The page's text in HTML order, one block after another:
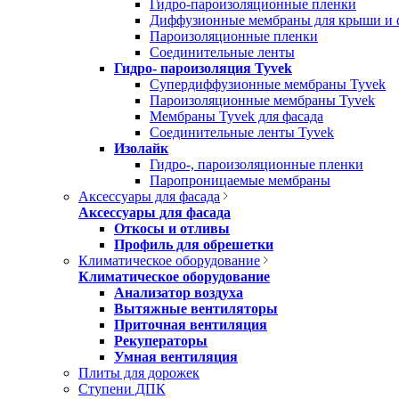
Гидро-пароизоляционные пленки
Диффузионные мембраны для крыши и
Пароизоляционные пленки
Соединительные ленты
Гидро- пароизоляция Tyvek
Супердиффузионные мембраны Tyvek
Пароизоляционные мембраны Tyvek
Мембраны Tyvek для фасада
Соединительные ленты Tyvek
Изолайк
Гидро-, пароизоляционные пленки
Паропроницаемые мембраны
Аксессуары для фасада
Аксессуары для фасада
Откосы и отливы
Профиль для обрешетки
Климатическое оборудование
Климатическое оборудование
Анализатор воздуха
Вытяжные вентиляторы
Приточная вентиляция
Рекуператоры
Умная вентиляция
Плиты для дорожек
Ступени ДПК